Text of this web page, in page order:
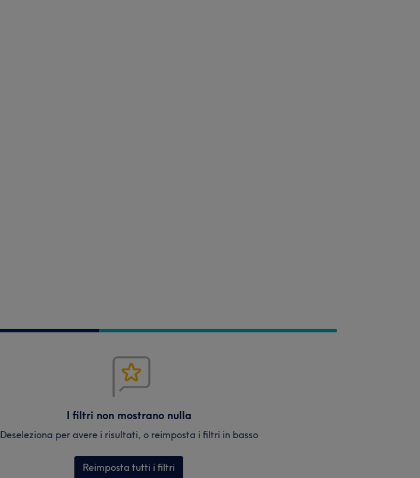
I filtri non mostrano nulla
Deseleziona per avere i risultati, o reimposta i filtri in basso
Reimposta tutti i filtri